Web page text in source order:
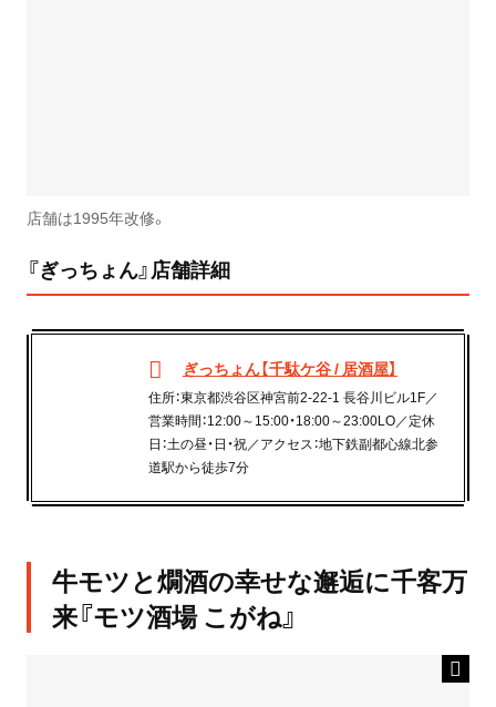
店舗は1995年改修。
『ぎっちょん』店舗詳細
ぎっちょん【千駄ケ谷 / 居酒屋】
住所：東京都渋谷区神宮前2-22-1 長谷川ビル1F／
営業時間：12:00～15:00・18:00～23:00LO／定休
日：土の昼・日・祝／アクセス：地下鉄副都心線北参
道駅から徒歩7分
牛モツと燗酒の幸せな邂逅に千客万
来『モツ酒場 こがね』